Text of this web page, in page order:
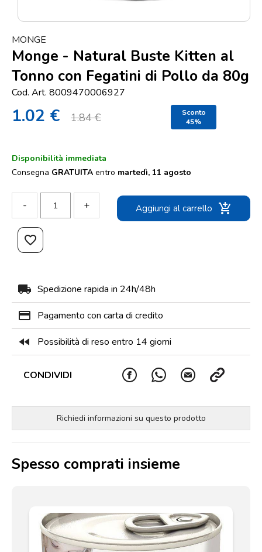
Punti
Blog
e
news
MONGE
Monge - Natural Buste Kitten al
Tonno con Fegatini di Pollo da 80g
Cod. Art. 8009470006927
1.02 € 1.84 €
Sconto
45%
Disponibilità immediata
Consegna GRATUITA entro martedì, 11 agosto
- + Aggiungi al carrello add_shopping_cart
favorite_border
local_shipping Spedizione rapida in 24h/48h
payment Pagamento con carta di credito
fast_rewind Possibilità di reso entro 14 giorni
CONDIVIDI
Richiedi informazioni su questo prodotto
Spesso comprati insieme